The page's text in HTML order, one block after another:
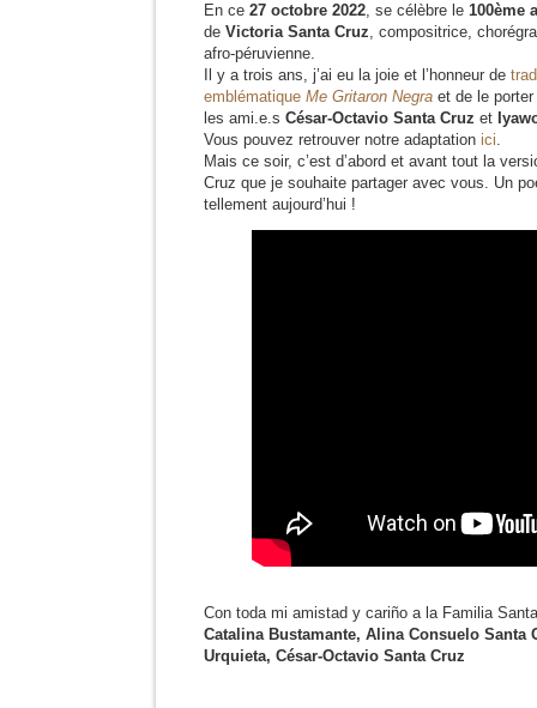
En ce 27 octobre 2022, se célèbre le 100ème
de Victoria Santa Cruz, compositrice,
afro-péruvienne.
Il y a trois ans, j’ai eu la joie et l’honneur de
emblématique Me Gritaron Negra et de le
les ami.e.s César-Octavio Santa Cruz et
Vous pouvez retrouver notre adaptation ici.
Mais ce soir, c’est d’abord et avant tout la
Cruz que je souhaite partager avec vous. Un
tellement aujourd’hui !
Con toda mi amistad y cariño a la Familia
Catalina Bustamante, Alina Consuelo Santa
Urquieta, César-Octavio Santa Cruz